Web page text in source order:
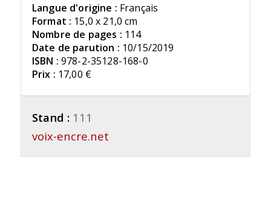
Langue d'origine : Français
Format : 15,0 x 21,0 cm
Nombre de pages : 114
Date de parution : 10/15/2019
ISBN : 978-2-35128-168-0
Prix : 17,00 €
Stand : 111
voix-encre.net